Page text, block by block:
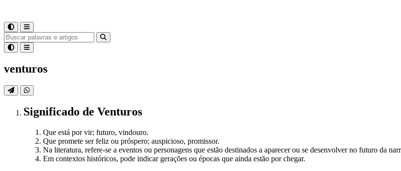
venturos
Significado de Venturos
Que está por vir; futuro, vindouro.
Que promete ser feliz ou próspero; auspicioso, promissor.
Na literatura, refere-se a eventos ou personagens que estão destinados a aparecer ou se desenvolver no futuro da
Em contextos históricos, pode indicar gerações ou épocas que ainda estão por chegar.